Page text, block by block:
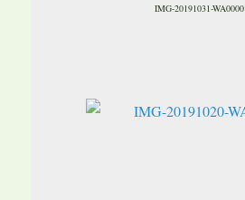
IMG-20191031-WA0000